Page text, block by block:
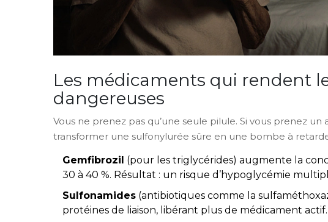
Les médicaments qui rendent
dangereuses
Vous ne prenez pas qu’une seule pilule. Si vous prenez
transformer une sulfonylurée sûre en une bombe à
Gemfibrozil (pour les triglycérides) augmente la
30 à 40 %. Résultat : un risque d’hypoglycémie
Sulfonamides (antibiotiques comme la
protéines de liaison, libérant plus de médicament actif.